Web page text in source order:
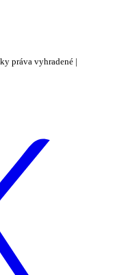
práva vyhradené |